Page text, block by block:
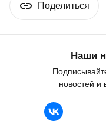
Поделиться
Наши
новостей и